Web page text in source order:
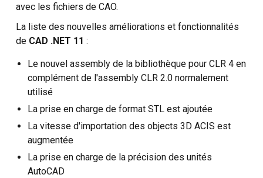
avec les fichiers de CAO.
La liste des nouvelles améliorations et fonctionnalités
de CAD .NET 11 :
Le nouvel assembly de la bibliothèque pour CLR 4 en
complément de l'assembly CLR 2.0 normalement
utilisé
La prise en charge de format STL est ajoutée
La vitesse d'importation des objects 3D ACIS est
augmentée
La prise en charge de la précision des unités
AutoCAD